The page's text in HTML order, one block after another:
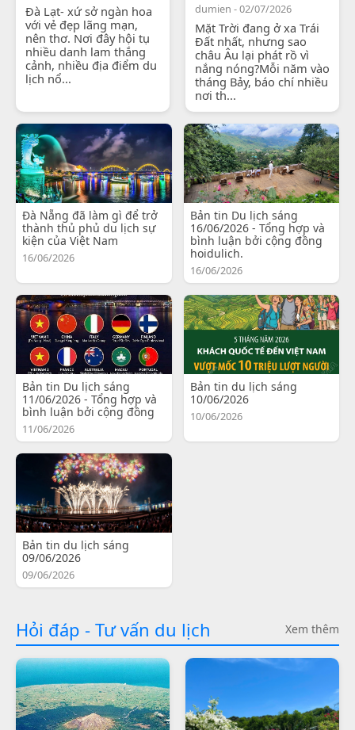
Đà Lạt- xứ sở ngàn hoa
với vẻ đẹp lãng mạn,
nên thơ. Nơi đây hội tụ
nhiều danh lam thắng
cảnh, nhiều địa điểm du
lịch nổ...
dumien - 02/07/2026
Mặt Trời đang ở xa Trái
Đất nhất, nhưng sao
châu Âu lại phát rồ vì
nắng nóng?Mỗi năm vào
tháng Bảy, báo chí nhiều
nơi th...
Đà Nẵng đã làm gì để trở
thành thủ phủ du lịch sự
kiện của Việt Nam
16/06/2026
Bản tin Du lịch sáng
16/06/2026 - Tổng hợp và
bình luận bởi cộng đồng
hoidulich.
16/06/2026
Bản tin Du lịch sáng
11/06/2026 - Tổng hợp và
bình luận bởi cộng đồng
11/06/2026
Bản tin du lịch sáng
10/06/2026
10/06/2026
Bản tin du lịch sáng
09/06/2026
09/06/2026
Hỏi đáp - Tư vấn du lịch Xem thêm